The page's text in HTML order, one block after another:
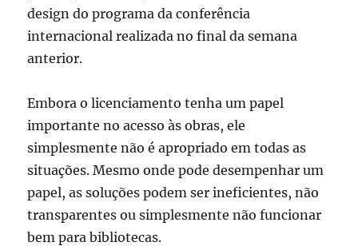
design do programa da conferência
internacional realizada no final da semana
anterior.
Embora o licenciamento tenha um papel
importante no acesso às obras, ele
simplesmente não é apropriado em todas as
situações. Mesmo onde pode desempenhar um
papel, as soluções podem ser ineficientes, não
transparentes ou simplesmente não funcionar
bem para bibliotecas.